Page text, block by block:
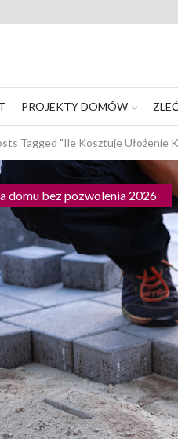
PROJEKTY DOMÓW
Tagged "ile Kosztuje Ułożenie
domu bez pozwolenia 2026